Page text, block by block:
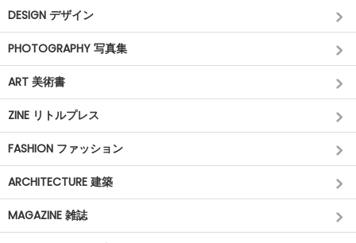
DESIGN デザイン
PHOTOGRAPHY 写真集
ART 美術書
ZINE リトルプレス
FASHION ファッション
ARCHITECTURE 建築
MAGAZINE 雑誌